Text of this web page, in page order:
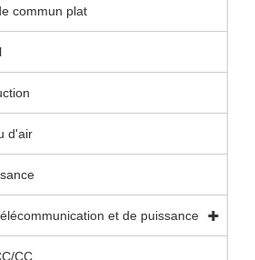
commun plat
d'air
et de puissance
CC